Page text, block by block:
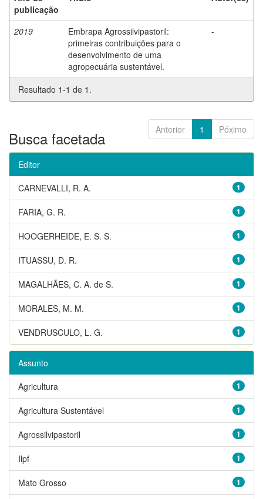
publicação
2019
Embrapa Agrossilvipastoril:
primeiras contribuições para o
desenvolvimento de uma
agropecuária sustentável.
-
Resultado 1-1 de 1.
Anterior 1 Póximo
Busca facetada
Editor
1
CARNEVALLI, R. A.
1
FARIA, G. R.
1
HOOGERHEIDE, E. S. S.
1
ITUASSU, D. R.
1
MAGALHÃES, C. A. de S.
1
MORALES, M. M.
1
VENDRUSCULO, L. G.
Assunto
1
Agricultura
1
Agricultura Sustentável
1
Agrossilvipastoril
1
Ilpf
1
Mato Grosso